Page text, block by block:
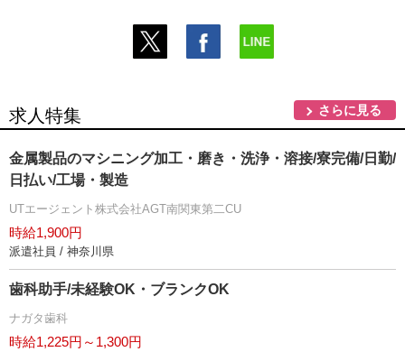
求人特集 さらに見る
金属製品のマシニング加工・磨き・洗浄・溶接/寮完備/日勤/
日払い/工場・製造
UTエージェント株式会社AGT南関東第二CU
時給1,900円
派遣社員 / 神奈川県
歯科助手/未経験OK・ブランクOK
ナガタ歯科
時給1,225円～1,300円